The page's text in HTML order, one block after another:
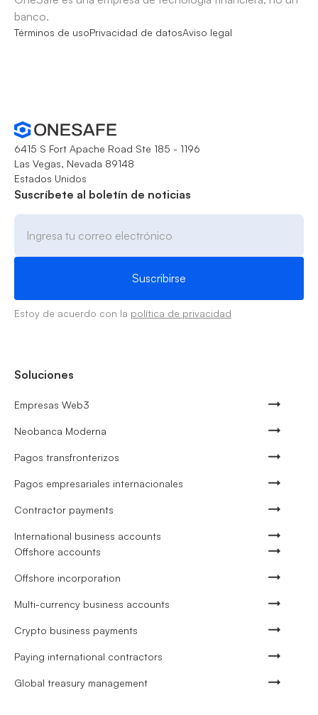
banco.
Términos de usoPrivacidad de datosAviso legal
6415 S Fort Apache Road Ste 185 - 1196
Las Vegas, Nevada 89148
Estados Unidos
Suscríbete al boletín de noticias
Estoy de acuerdo con la política de privacidad
Soluciones
Empresas Web3
Neobanca Moderna
Pagos transfronterizos
Pagos empresariales internacionales
Contractor payments
International business accounts
Offshore accounts
Offshore incorporation
Multi-currency business accounts
Crypto business payments
Paying international contractors
Global treasury management